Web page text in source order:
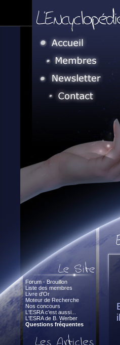
Forum - Brouillon
Liste des membres
Livre d'Or
Moteur de Recherche
Nos concours
L'ESRA c'est aussi...
L'ESRA de B. Werber
Questions fréquentes